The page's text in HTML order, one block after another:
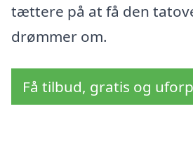
tættere på at få den
drømmer om.
Få tilbud, gratis og